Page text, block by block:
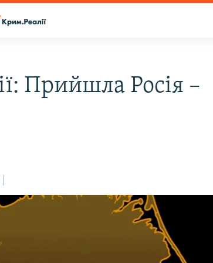
Прийшла Росія –